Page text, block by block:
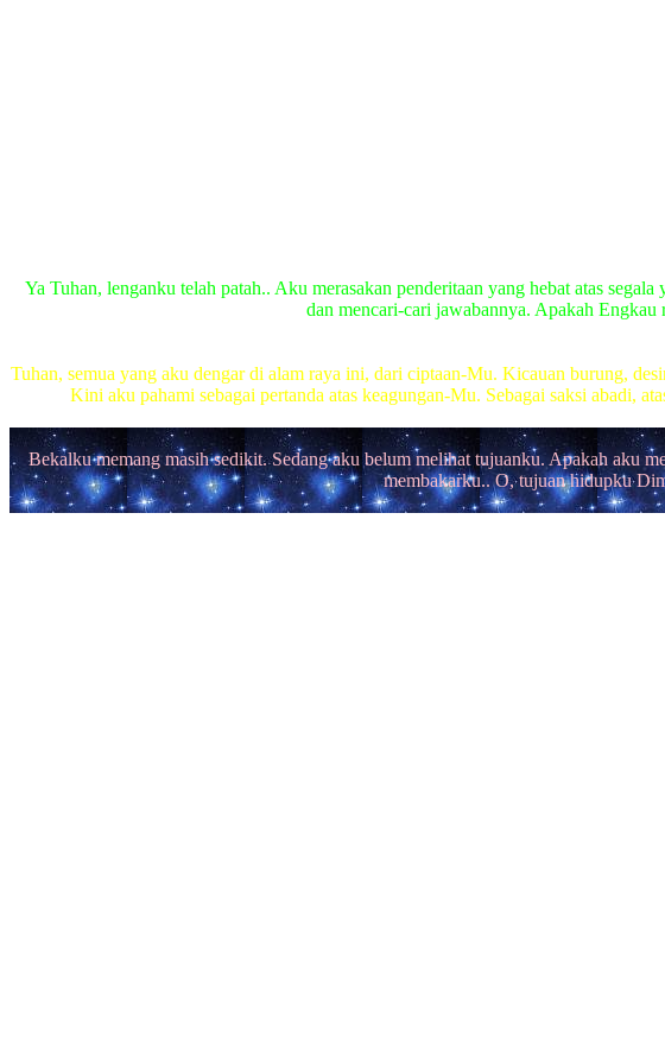
Ya Tuhan, lenganku telah patah.. Aku merasakan penderitaan yang hebat atas
dan mencari-cari jawabannya. Apakah
Tuhan, semua yang aku dengar di alam raya ini, dari ciptaan-Mu. Kicauan burung,
Kini aku pahami sebagai pertanda atas keagungan-Mu. Sebagai saksi abadi,
Bekalku memang masih sedikit. Sedang aku belum melihat tujuanku. Apakah aku
membakarku.. O, tujuan hidupku